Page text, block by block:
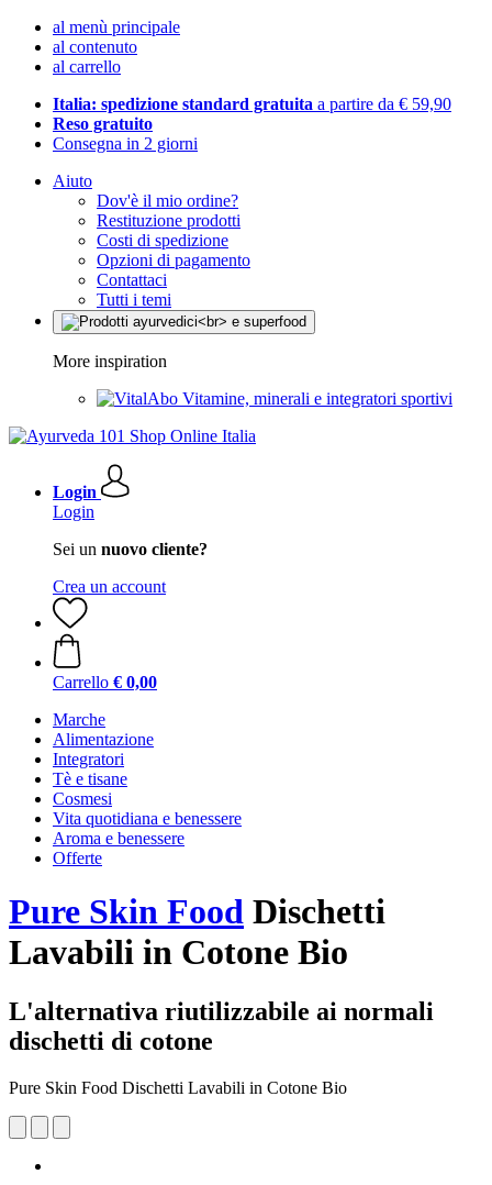
al menù principale
al contenuto
al carrello
Italia: spedizione standard gratuita a partire da € 59,90
Reso gratuito
Consegna in 2 giorni
Aiuto
Dov'è il mio ordine?
Restituzione prodotti
Costi di spedizione
Opzioni di pagamento
Contattaci
Tutti i temi
More inspiration
Vitamine, minerali e integratori sportivi
Login
Login
Sei un nuovo cliente?
Crea un account
Carrello € 0,00
Marche
Alimentazione
Integratori
Tè e tisane
Cosmesi
Vita quotidiana e benessere
Aroma e benessere
Offerte
Pure Skin Food Dischetti
Lavabili in Cotone Bio
L'alternativa riutilizzabile ai normali
dischetti di cotone
Pure Skin Food Dischetti Lavabili in Cotone Bio